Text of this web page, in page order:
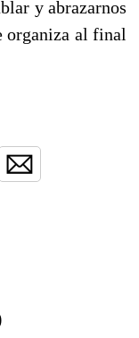
y abrazarnos
organiza al final